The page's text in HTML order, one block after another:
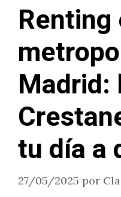
Renting
Madrid:
tu día a
27/05/2025 por